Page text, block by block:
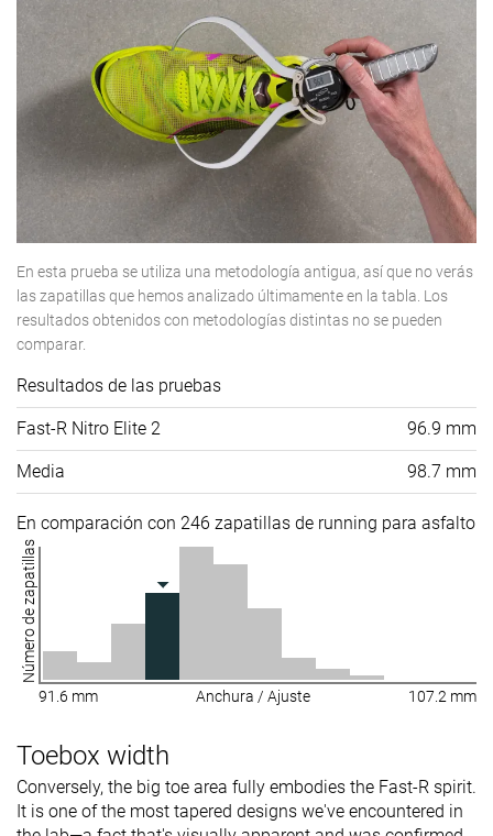
En esta prueba se utiliza una metodología antigua, así que no verás
las zapatillas que hemos analizado últimamente en la tabla. Los
resultados obtenidos con metodologías distintas no se pueden
comparar.
Resultados de las pruebas
Fast-R Nitro Elite 2 96.9 mm
Media 98.7 mm
En comparación con 246 zapatillas de running para asfalto
Número de zapatillas
91.6 mm Anchura / Ajuste 107.2 mm
Toebox width
Conversely, the big toe area fully embodies the Fast-R spirit.
It is one of the most tapered designs we've encountered in